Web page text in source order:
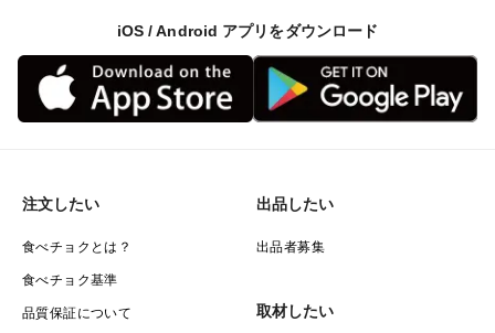
iOS / Android アプリをダウンロード
注文したい
食べチョクとは？
食べチョク基準
品質保証について
出品したい
出品者募集
取材したい